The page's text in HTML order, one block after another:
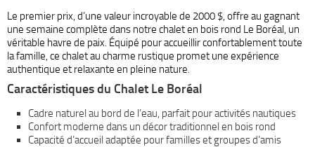
Le premier prix, d’une valeur incroyable de 2000 $, offre au gagnant
une semaine complète dans notre chalet en bois rond Le Boréal, un
véritable havre de paix. Équipé pour accueillir confortablement toute
la famille, ce chalet au charme rustique promet une expérience
authentique et relaxante en pleine nature.
Caractéristiques du Chalet Le Boréal
Cadre naturel au bord de l’eau, parfait pour activités nautiques
Confort moderne dans un décor traditionnel en bois rond
Capacité d’accueil adaptée pour familles et groupes d’amis